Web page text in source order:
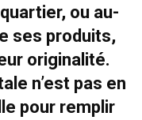
ou au-
ses produits,
originalité.
n’est pas en
pour remplir